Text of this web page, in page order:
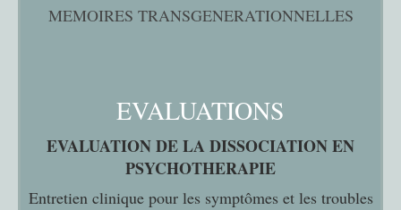
MEMOIRES TRANSGENERATIONNELLES
EVALUATIONS
EVALUATION DE LA DISSOCIATION EN
PSYCHOTHERAPIE
Entretien clinique pour les symptômes et les troubles